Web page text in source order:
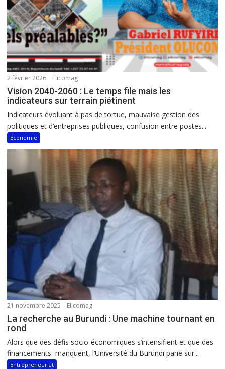
2 février 2026 Elicomag
Vision 2040-2060 : Le temps file mais les
indicateurs sur terrain piétinent
Indicateurs évoluant à pas de tortue, mauvaise gestion des
politiques et d’entreprises publiques, confusion entre postes...
Economie
21 novembre 2025 Elicomag
La recherche au Burundi : Une machine tournant en
rond
Alors que des défis socio-économiques s’intensifient et que des
financements manquent, l’Université du Burundi parie sur...
Entrepreneuriat